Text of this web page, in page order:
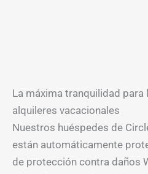
La máxima tranquilidad para
alquileres vacacionales
Nuestros huéspedes de
están automáticamente
de protección contra daños